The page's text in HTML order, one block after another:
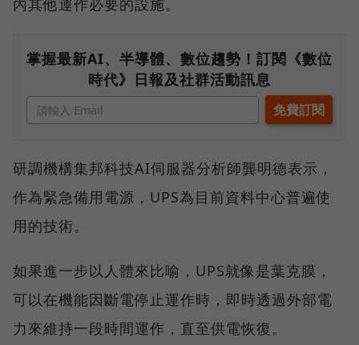
掌握最新AI、半導體、數位趨勢！訂閱《數位
時代》日報及社群活動訊息
研調機構集邦科技AI伺服器分析師龔明德表示，
作為緊急備用電源，UPS為目前資料中心普遍使
用的技術。
如果進一步以人體來比喻，UPS就像是葉克膜，
可以在機能因斷電停止運作時，即時透過外部電
力來維持一段時間運作，直至供電恢復。